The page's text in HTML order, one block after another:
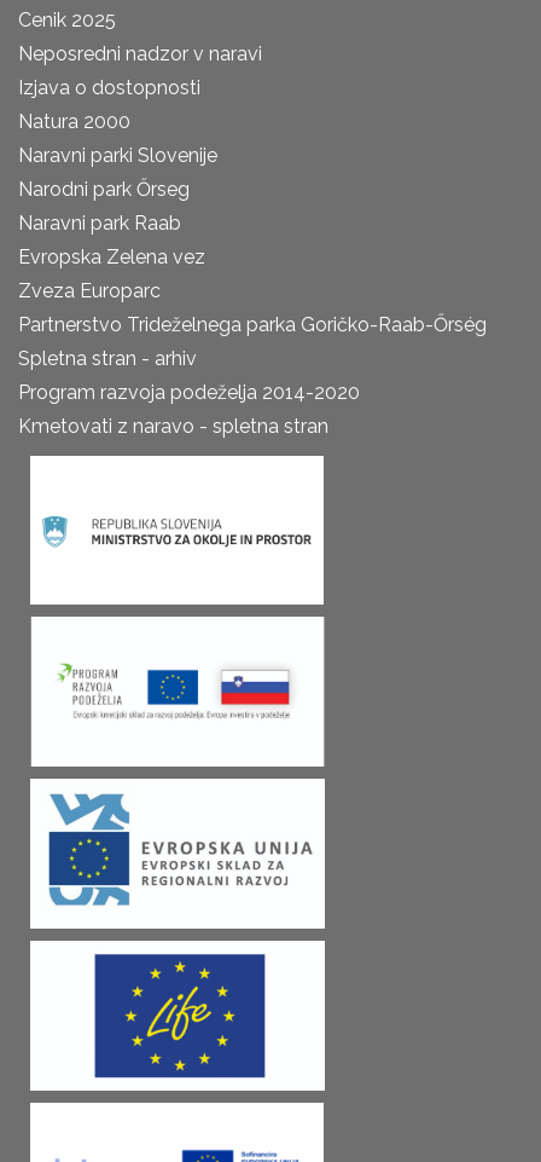
Cenik 2025
Neposredni nadzor v naravi
Izjava o dostopnosti
Natura 2000
Naravni parki Slovenije
Narodni park Őrseg
Naravni park Raab
Evropska Zelena vez
Zveza Europarc
Partnerstvo Trideželnega parka Goričko-Raab-Őrség
Spletna stran - arhiv
Program razvoja podeželja 2014-2020
Kmetovati z naravo - spletna stran